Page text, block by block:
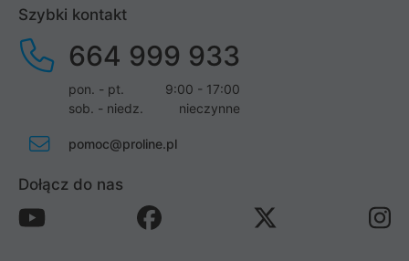
Szybki kontakt
664 999 933
pon. - pt.
9:00 - 17:00
sob. - niedz.
nieczynne
pomoc@proline.pl
Dołącz do nas